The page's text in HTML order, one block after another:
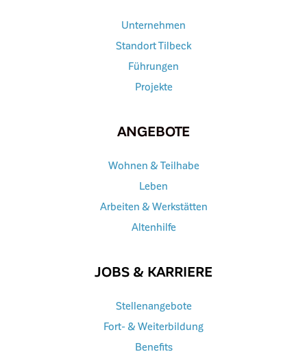
Unternehmen
Standort Tilbeck
Führungen
Projekte
ANGEBOTE
Wohnen & Teilhabe
Leben
Arbeiten & Werkstätten
Altenhilfe
JOBS & KARRIERE
Stellenangebote
Fort- & Weiterbildung
Benefits